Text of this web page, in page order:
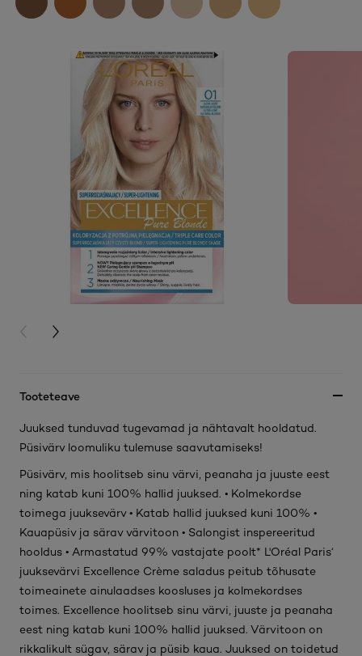
PREVIOUS CARD
NEXT CARD
Tooteteave
Juuksed tunduvad tugevamad ja nähtavalt hooldatud.
Püsivärv loomuliku tulemuse saavutamiseks!
Püsivärv, mis hoolitseb sinu värvi, peanaha ja juuste eest
ning katab kuni 100% hallid juuksed. • Kolmekordse
toimega juuksevärv • Katab hallid juuksed kuni 100% •
Kauapüsiv ja särav värvitoon • Salongist inspereeritud
hooldus • Armastatud 99% vastajate poolt* L'Oréal Paris‘
juuksevärvi Excellence Crème saladus peitub tõhusate
toimeainete ainulaadses koosluses ja kolmekordses
toimes. Excellence hoolitseb sinu värvi, juuste ja peanaha
eest ning katab kuni 100% hallid juuksed. Värvitoon on
rikkalikult sügav, särav ja püsib kaua. Juuksed on toidetud